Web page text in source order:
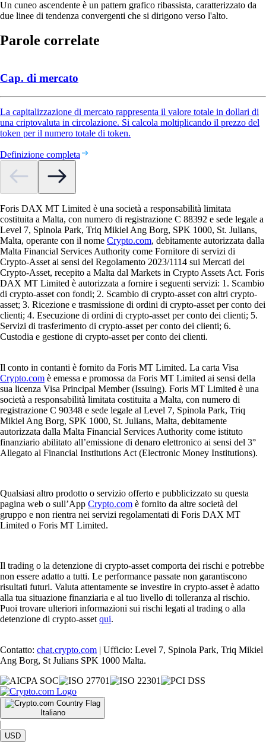
Un cuneo ascendente è un pattern grafico ribassista, caratterizzato da
due linee di tendenza convergenti che si dirigono verso l'alto.
Parole correlate
Cap. di mercato
La capitalizzazione di mercato rappresenta il valore totale in dollari di
una criptovaluta in circolazione. Si calcola moltiplicando il prezzo del
token per il numero totale di token.
Definizione completa
Foris DAX MT Limited è una società a responsabilità limitata
costituita a Malta, con numero di registrazione C 88392 e sede legale a
Level 7, Spinola Park, Triq Mikiel Ang Borg, SPK 1000, St. Julians,
Malta, operante con il nome Crypto.com, debitamente autorizzata dalla
Malta Financial Services Authority come Fornitore di servizi di
Crypto-Asset ai sensi del Regolamento 2023/1114 sui Mercati dei
Crypto-Asset, recepito a Malta dal Markets in Crypto Assets Act. Foris
DAX MT Limited è autorizzata a fornire i seguenti servizi: 1. Scambio
di crypto-asset con fondi; 2. Scambio di crypto-asset con altri crypto-
asset; 3. Ricezione e trasmissione di ordini di crypto-asset per conto dei
clienti; 4. Esecuzione di ordini di crypto-asset per conto dei clienti; 5.
Servizi di trasferimento di crypto-asset per conto dei clienti; 6.
Custodia e gestione di crypto-asset per conto dei clienti.
Il conto in contanti è fornito da Foris MT Limited. La carta Visa
Crypto.com è emessa e promossa da Foris MT Limited ai sensi della
sua licenza Visa Principal Member (Issuing). Foris MT Limited è una
società a responsabilità limitata costituita a Malta, con numero di
registrazione C 90348 e sede legale al Level 7, Spinola Park, Triq
Mikiel Ang Borg, SPK 1000, St. Julians, Malta, debitamente
autorizzata dalla Malta Financial Services Authority come istituto
finanziario abilitato all’emissione di denaro elettronico ai sensi del 3°
Allegato al Financial Institutions Act (Electronic Money Institutions).
Qualsiasi altro prodotto o servizio offerto e pubblicizzato su questa
pagina web o sull’App Crypto.com è fornito da altre società del
gruppo e non rientra nei servizi regolamentati di Foris DAX MT
Limited o Foris MT Limited.
Il trading o la detenzione di crypto-asset comporta dei rischi e potrebbe
non essere adatto a tutti. Le performance passate non garantiscono
risultati futuri. Valuta attentamente se investire in crypto-asset è adatto
alla tua situazione finanziaria e al tuo livello di tolleranza al rischio.
Puoi trovare ulteriori informazioni sui rischi legati al trading o alla
detenzione di crypto-asset qui.
Contatto: chat.crypto.com | Ufficio: Level 7, Spinola Park, Triq Mikiel
Ang Borg, St Julians SPK 1000 Malta.
Italiano
|
USD